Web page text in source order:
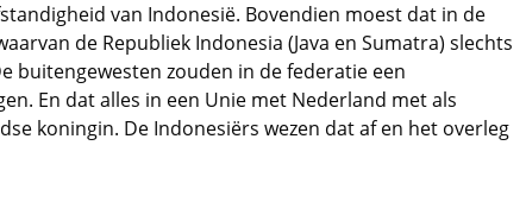
van Indonesië. Bovendien moest dat in de
de Republiek Indonesia (Java en Sumatra) slechts
buitengewesten zouden in de federatie een
En dat alles in een Unie met Nederland met als
koningin. De Indonesiërs wezen dat af en het overleg